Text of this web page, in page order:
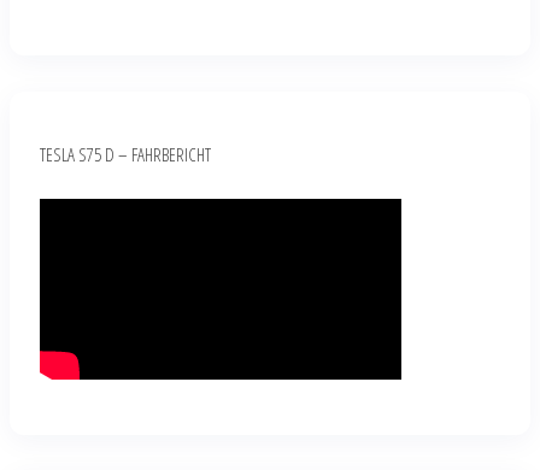
TESLA S75 D – FAHRBERICHT